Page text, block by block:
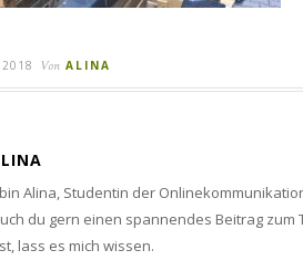
Von ALINA
Alina, Studentin der
du gern einen spannendes Beitrag
lass es mich wissen.